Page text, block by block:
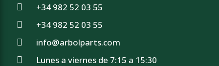
+34 982 52 03 55
+34 982 52 03 55
info@arbolparts.com
Lunes a viernes de 7:15 a 15:30